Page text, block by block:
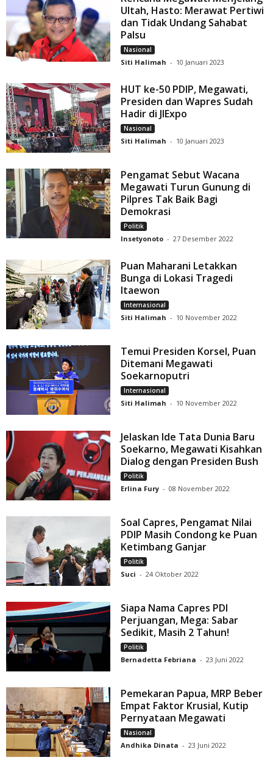
Ultah, Hasto: Merawat Pertiwi
dan Tidak Undang Sahabat
Palsu
Nasional
Siti Halimah - 10 Januari 2023
HUT ke-50 PDIP, Megawati,
Presiden dan Wapres Sudah
Hadir di JIExpo
Nasional
Siti Halimah - 10 Januari 2023
Pengamat Sebut Wacana
Megawati Turun Gunung di
Pilpres Tak Baik Bagi
Demokrasi
Politik
Insetyonoto - 27 Desember 2022
Puan Maharani Letakkan
Bunga di Lokasi Tragedi
Itaewon
Internasional
Siti Halimah - 10 November 2022
Temui Presiden Korsel, Puan
Ditemani Megawati
Soekarnoputri
Internasional
Siti Halimah - 10 November 2022
Jelaskan Ide Tata Dunia Baru
Soekarno, Megawati Kisahkan
Dialog dengan Presiden Bush
Politik
Erlina Fury - 08 November 2022
Soal Capres, Pengamat Nilai
PDIP Masih Condong ke Puan
Ketimbang Ganjar
Politik
Suci - 24 Oktober 2022
Siapa Nama Capres PDI
Perjuangan, Mega: Sabar
Sedikit, Masih 2 Tahun!
Politik
Bernadetta Febriana - 23 Juni 2022
Pemekaran Papua, MRP Beber
Empat Faktor Krusial, Kutip
Pernyataan Megawati
Nasional
Andhika Dinata - 23 Juni 2022